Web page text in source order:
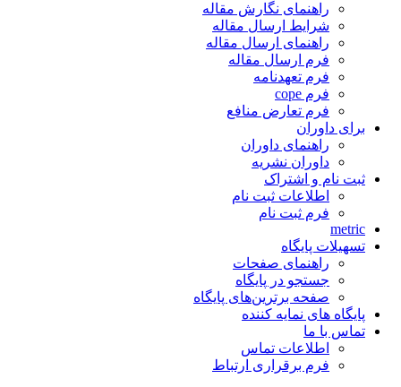
راهنمای نگارش مقاله
شرایط ارسال مقاله
راهنمای ارسال مقاله
فرم ارسال مقاله
فرم تعهدنامه
فرم cope
فرم تعارض منافع
برای داوران
راهنمای داوران
داوران نشریه
ثبت نام و اشتراک
اطلاعات ثبت نام
فرم ثبت نام
metric
تسهیلات پایگاه
راهنمای صفحات
جستجو در پایگاه
صفحه برترین‌های پایگاه
پایگاه های نمایه کننده
تماس با ما
اطلاعات تماس
فرم برقراری ارتباط